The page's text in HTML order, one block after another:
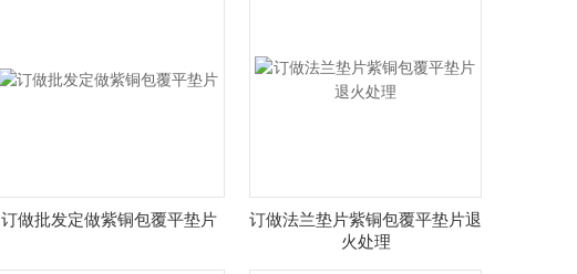
订做批发定做紫铜包覆平垫片
订做法兰垫片紫铜包覆平垫片退
火处理